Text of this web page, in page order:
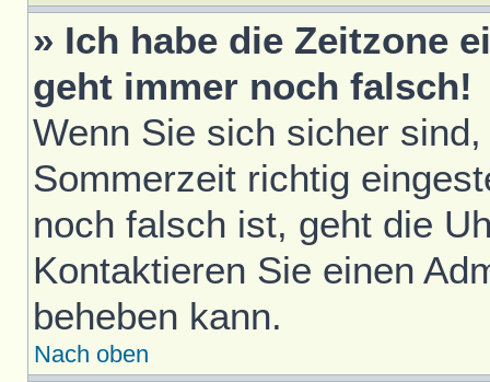
» Ich habe die Zeitzone
geht immer noch falsch!
Wenn Sie sich sicher
Sommerzeit richtig
noch falsch ist, geht die
Kontaktieren Sie einen
beheben kann.
Nach oben